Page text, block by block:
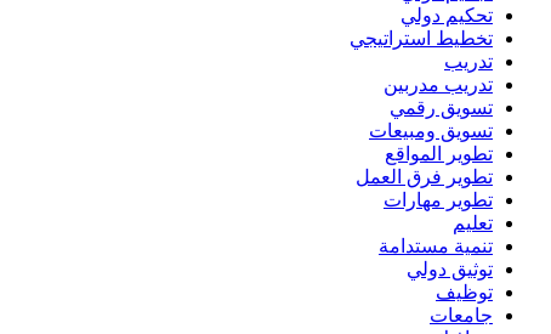
تحكيم دولي
تخطيط استراتيجي
تدريب
تدريب مدربين
تسويق رقمي
تسويق ومبيعات
تطوير المواقع
تطوير فرق العمل
تطوير مهارات
تعليم
تنمية مستدامة
توثيق دولي
توظيف
جامعات